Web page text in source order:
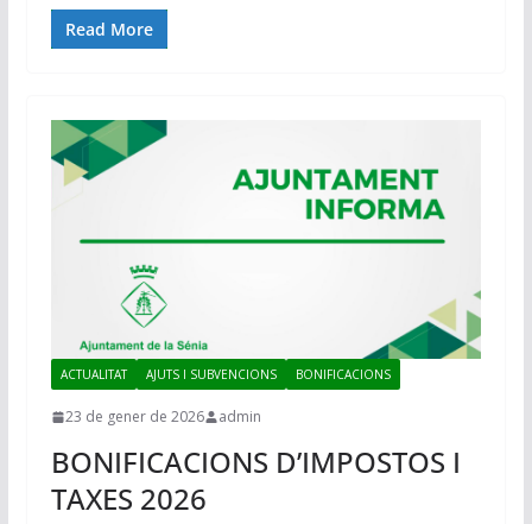
Read More
ACTUALITAT AJUTS I SUBVENCIONS BONIFICACIONS
23 de gener de 2026 admin
BONIFICACIONS D’IMPOSTOS I
TAXES 2026